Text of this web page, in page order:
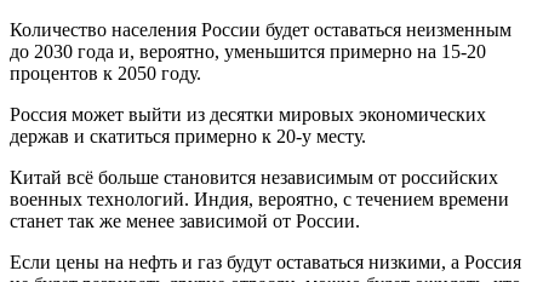
Количество населения России будет оставаться неизменным
до 2030 года и, вероятно, уменьшится примерно на 15-20
процентов к 2050 году.
Россия может выйти из десятки мировых экономических
держав и скатиться примерно к 20-у месту.
Китай всё больше становится независимым от российских
военных технологий. Индия, вероятно, с течением времени
станет так же менее зависимой от России.
Если цены на нефть и газ будут оставаться низкими, а Россия